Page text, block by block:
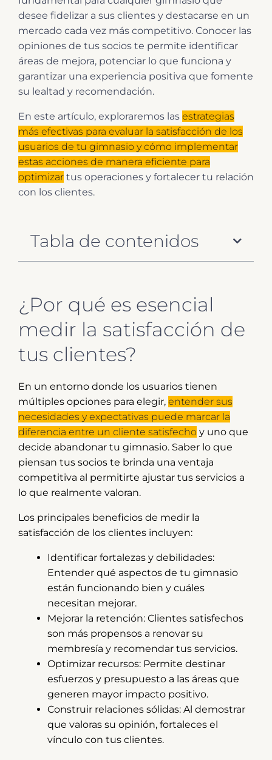
desee fidelizar a sus clientes y destacarse en un
mercado cada vez más competitivo. Conocer las
opiniones de tus socios te permite identificar
áreas de mejora, potenciar lo que funciona y
garantizar una experiencia positiva que fomente
su lealtad y recomendación.
En este artículo, exploraremos las estrategias
más efectivas para evaluar la satisfacción de los
usuarios de tu gimnasio y cómo implementar
estas acciones de manera eficiente para
optimizar tus operaciones y fortalecer tu relación
con los clientes.
Tabla de contenidos
¿Por qué es esencial
medir la satisfacción de
tus clientes?
En un entorno donde los usuarios tienen
múltiples opciones para elegir, entender sus
necesidades y expectativas puede marcar la
diferencia entre un cliente satisfecho y uno que
decide abandonar tu gimnasio. Saber lo que
piensan tus socios te brinda una ventaja
competitiva al permitirte ajustar tus servicios a
lo que realmente valoran.
Los principales beneficios de medir la
satisfacción de los clientes incluyen:
Identificar fortalezas y debilidades:
Entender qué aspectos de tu gimnasio
están funcionando bien y cuáles
necesitan mejorar.
Mejorar la retención: Clientes satisfechos
son más propensos a renovar su
membresía y recomendar tus servicios.
Optimizar recursos: Permite destinar
esfuerzos y presupuesto a las áreas que
generen mayor impacto positivo.
Construir relaciones sólidas: Al demostrar
que valoras su opinión, fortaleces el
vínculo con tus clientes.